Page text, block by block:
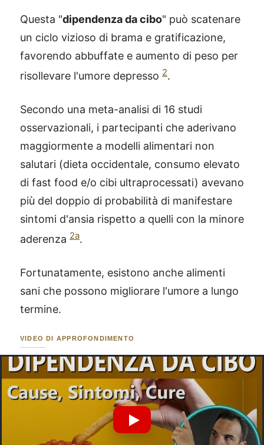
Questa "dipendenza da cibo" può scatenare
un ciclo vizioso di brama e gratificazione,
favorendo abbuffate e aumento di peso per
risollevare l'umore depresso 2.
Secondo una meta-analisi di 16 studi
osservazionali, i partecipanti che aderivano
maggiormente a modelli alimentari non
salutari (dieta occidentale, consumo elevato
di fast food e/o cibi ultraprocessati) avevano
più del doppio di probabilità di manifestare
sintomi d'ansia rispetto a quelli con la minore
aderenza 2a.
Fortunatamente, esistono anche alimenti
sani che possono migliorare l'umore a lungo
termine.
VIDEO DI APPROFONDIMENTO
Riproduci Video YouTube